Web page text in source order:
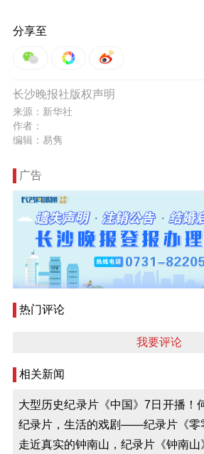
分享至
长沙晚报社版权声明
来源：新华社
作者：
编辑：易隽
广告
热门评论
我要评论
相关新闻
大型历史纪录片《中国》7日开播！
大咖用影像著史
纪录片，生活的戏剧——纪录片《零
走近真实的钟南山，纪录片《钟南山